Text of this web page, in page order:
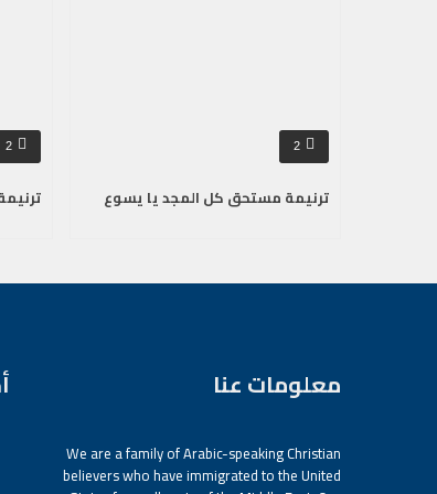
2
ترنيمة مستحق كل المجد يا يسوع
2
معلومات عنا
We are a family of Arabic-speaking Christian
believers who have immigrated to the United